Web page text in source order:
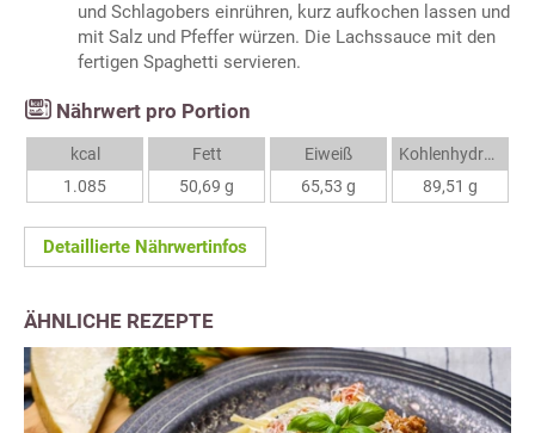
und Schlagobers einrühren, kurz aufkochen lassen und
mit Salz und Pfeffer würzen. Die Lachssauce mit den
fertigen Spaghetti servieren.
Nährwert pro Portion
kcal
1.085
Fett
50,69 g
Eiweiß
65,53 g
Kohlenhydrate
89,51 g
Detaillierte Nährwertinfos
ÄHNLICHE REZEPTE